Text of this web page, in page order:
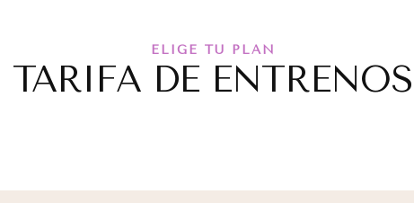
TARIFA DE ENTRENOS
ELIGE TU PLAN